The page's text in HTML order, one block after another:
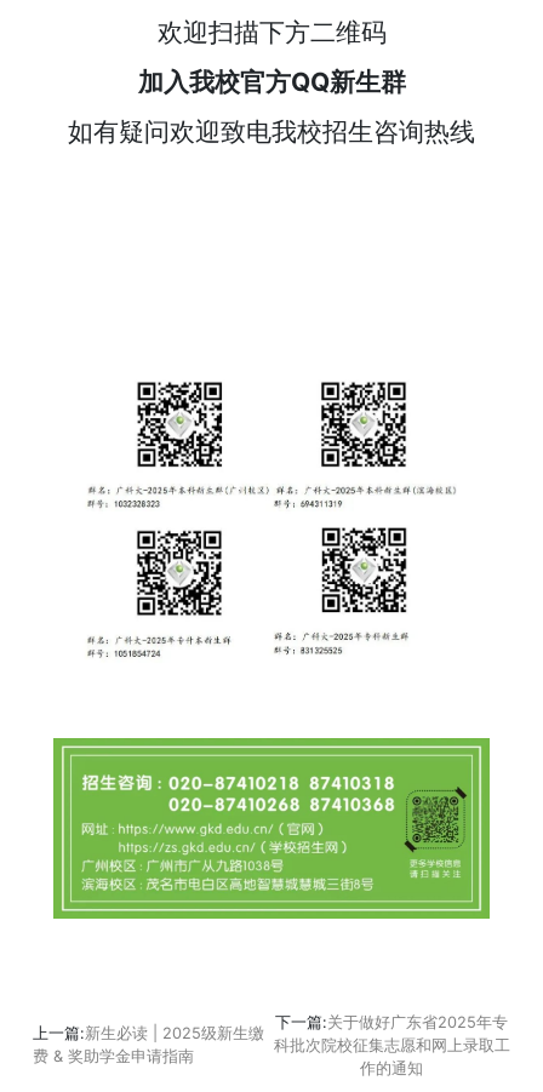
欢迎扫描下方二维码
加入我校官方QQ新生群
如有疑问欢迎致电我校招生咨询热线
上一篇:新生必读 | 2025级新生缴
费 & 奖助学金申请指南
下一篇:关于做好广东省2025年专
科批次院校征集志愿和网上录取工
作的通知